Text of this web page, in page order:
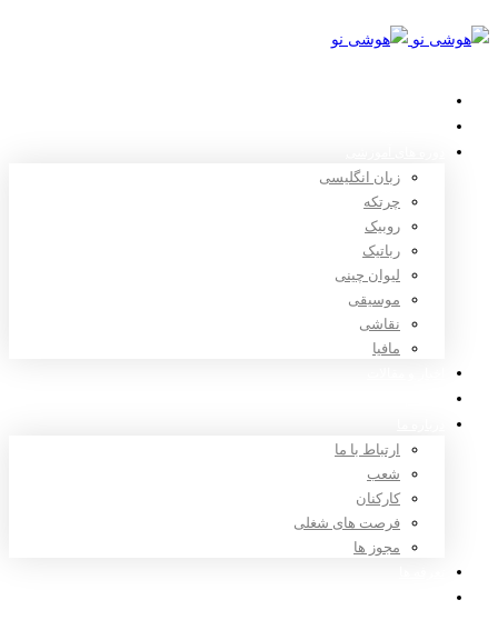
زبان انگلیسی
چرتکه
روبیک
رباتیک
لیوان چینی
موسیقی
نقاشی
مافیا
ارتباط با ما
شعب
کارکنان
فرصت های شغلی
مجوز ها